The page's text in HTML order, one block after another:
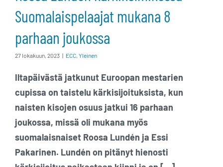
joukossa
Suomalaispelaajat mukana 8
parhaan joukossa
27 lokakuun, 2023 | ECC, Yleinen
Iltapäivästä jatkunut Euroopan mestarien
cupissa on taistelu kärkisijoituksista, kun
naisten kisojen osuus jatkui 16 parhaan
joukossa, missä oli mukana myös
suomalaisnaiset Roosa Lundén ja Essi
Pakarinen. Lundén on pitänyt hienosti